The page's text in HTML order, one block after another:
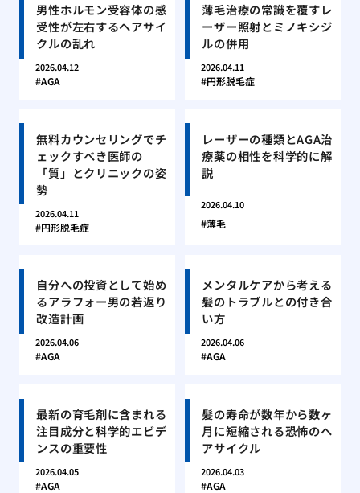
男性ホルモン受容体の感
受性が左右するヘアサイ
クルの乱れ
2026.04.12
AGA
薄毛治療の常識を覆すレ
ーザー照射とミノキシジ
ルの併用
2026.04.11
円形脱毛症
無料カウンセリングでチ
ェックすべき医師の
「質」とクリニックの姿
勢
2026.04.11
円形脱毛症
レーザーの種類とAGA治
療薬の相性を科学的に解
説
2026.04.10
薄毛
自分への投資として始め
るアラフォー男の若返り
改造計画
2026.04.06
AGA
メンタルケアから考える
髪のトラブルとの付き合
い方
2026.04.06
AGA
最新の育毛剤に含まれる
注目成分と科学的エビデ
ンスの重要性
2026.04.05
AGA
髪の寿命が数年から数ヶ
月に短縮される恐怖のヘ
アサイクル
2026.04.03
AGA